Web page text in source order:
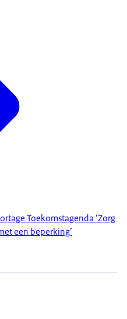
Toekomstagenda ‘Zorg
een beperking’